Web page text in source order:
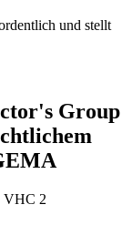
und stellt
Group
VHC 2